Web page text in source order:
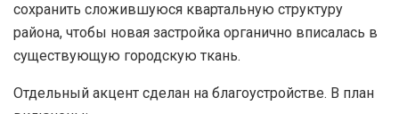
сохранить сложившуюся квартальную структуру
района, чтобы новая застройка органично вписалась в
существующую городскую ткань.
Отдельный акцент сделан на благоустройстве. В план